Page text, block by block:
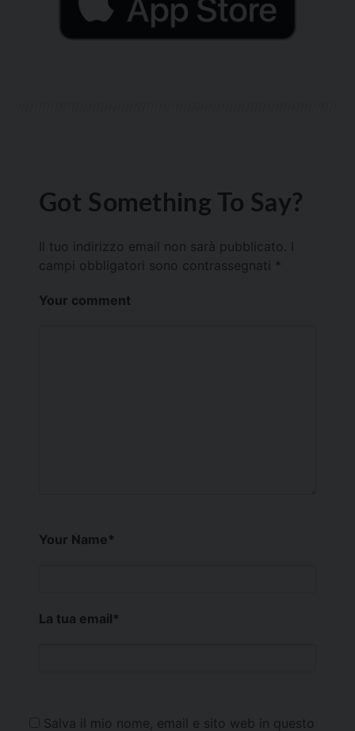
Got Something To Say?
Il tuo indirizzo email non sarà pubblicato.
campi obbligatori sono contrassegnati *
Your comment
Your Name*
La tua email*
Salva il mio nome, email e sito web in questo